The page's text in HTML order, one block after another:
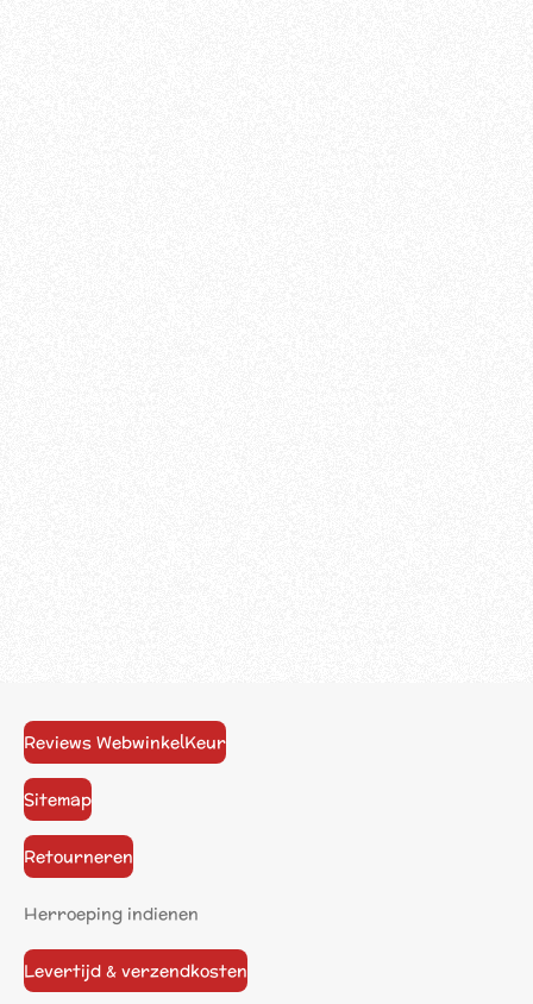
Reviews WebwinkelKeur
Sitemap
Retourneren
Herroeping indienen
Levertijd & verzendkosten